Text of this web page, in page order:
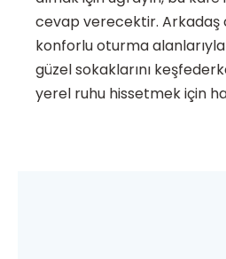
cevap verecektir. Arkadaş
konforlu oturma alanlarıyla
güzel sokaklarını
yerel ruhu hissetmek için